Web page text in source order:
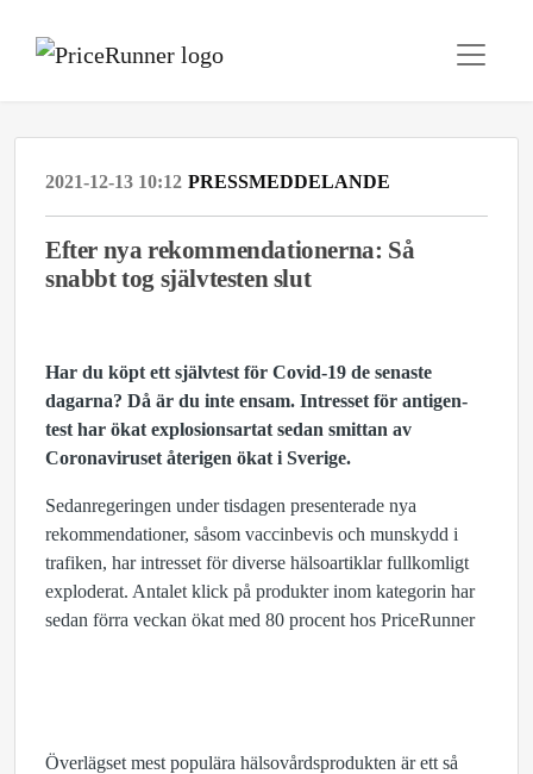
2021-12-13 10:12 PRESSMEDDELANDE
Efter nya rekommendationerna: Så
snabbt tog självtesten slut
Har du köpt ett självtest för Covid-19 de senaste
dagarna? Då är du inte ensam. Intresset för antigen-
test har ökat explosionsartat sedan smittan av
Coronaviruset återigen ökat i Sverige.
Sedanregeringen under tisdagen presenterade nya
rekommendationer, såsom vaccinbevis och munskydd i
trafiken, har intresset för diverse hälsoartiklar fullkomligt
exploderat. Antalet klick på produkter inom kategorin har
sedan förra veckan ökat med 80 procent hos PriceRunner
Överlägset mest populära hälsovårdsprodukten är ett så